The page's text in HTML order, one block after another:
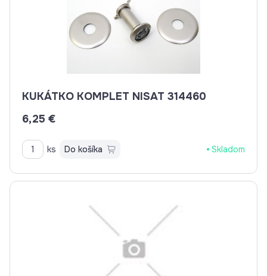
KUKÁTKO KOMPLET NISAT 314460
6,25 €
ks Do košíka Skladom